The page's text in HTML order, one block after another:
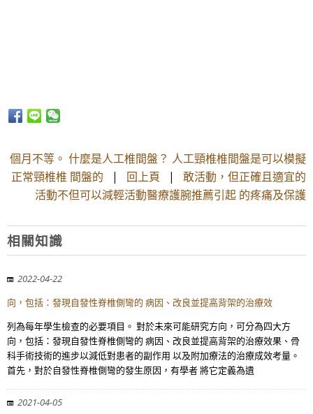
個月不等。 什麼是人工椎間盤？ 人工頸椎椎間盤是可以模擬
正常頸椎椎 間盤的 | 回上頁 | 敢活動，但正確且適宜的
活動不但可以減輕活動醫療護腕推薦引起 的疼痛及保護
相關知識
2022-04-22
向，包括：發現自發性脊椎側彎的 病因、改良並提高背架的治療效
列為每年學生檢查的必要項目。 對於未來可能研究方向，可分為四大方
向，包括：發現自發性脊椎側彎的 病因、改良並提高背架的治療效果、骨
科手術技術的進步以減低對患者的副作用 以及附加療法的治療成效考量。
首先，對於自發性脊椎側彎的發生原因，有學者 將它定義為遺
2021-04-05